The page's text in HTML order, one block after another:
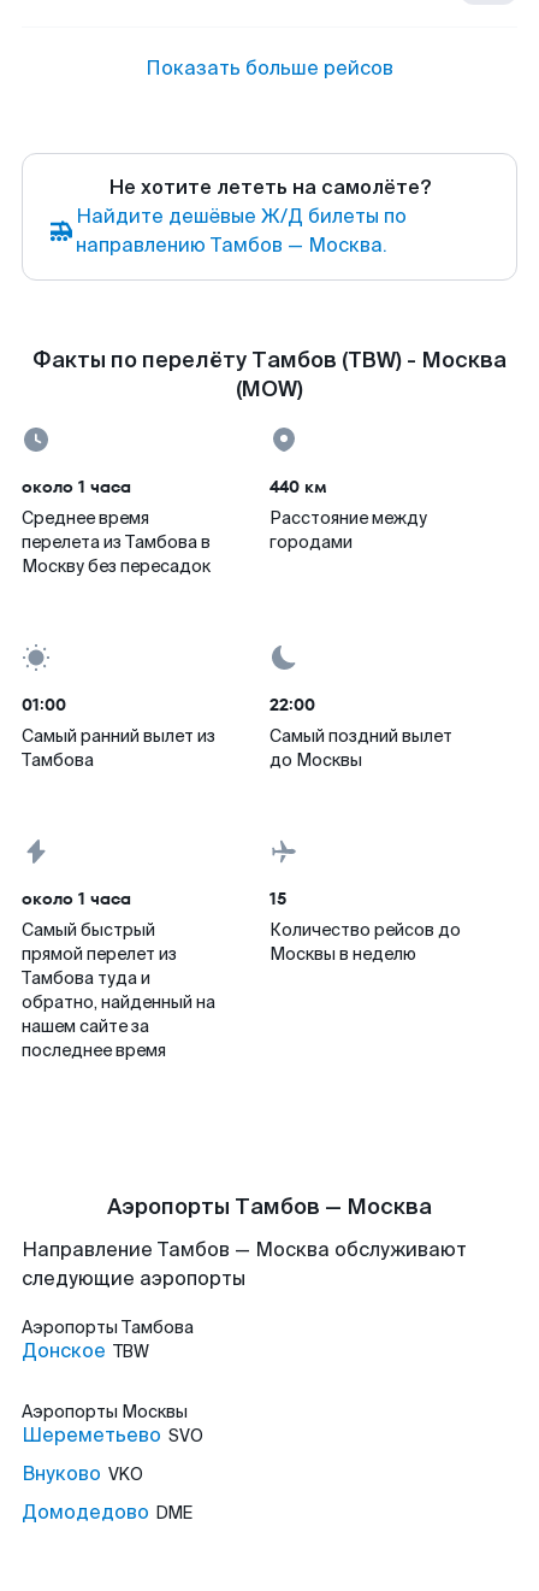
Показать больше рейсов
Не хотите лететь на самолёте?
Найдите дешёвые Ж/Д билеты по
направлению Тамбов — Москва.
Факты по перелёту Тамбов (TBW) - Москва
(MOW)
около 1 часа
Среднее время
перелета из Тамбова в
Москву без пересадок
440 км
Расстояние между
городами
01:00
Самый ранний вылет из
Тамбова
22:00
Самый поздний вылет
до Москвы
около 1 часа
Самый быстрый
прямой перелет из
Тамбова туда и
обратно, найденный на
нашем сайте за
последнее время
15
Количество рейсов до
Москвы в неделю
Аэропорты Тамбов — Москва
Направление Тамбов — Москва обслуживают
следующие аэропорты
Аэропорты Тамбова
Донское TBW
Аэропорты Москвы
Шереметьево SVO
Внуково VKO
Домодедово DME